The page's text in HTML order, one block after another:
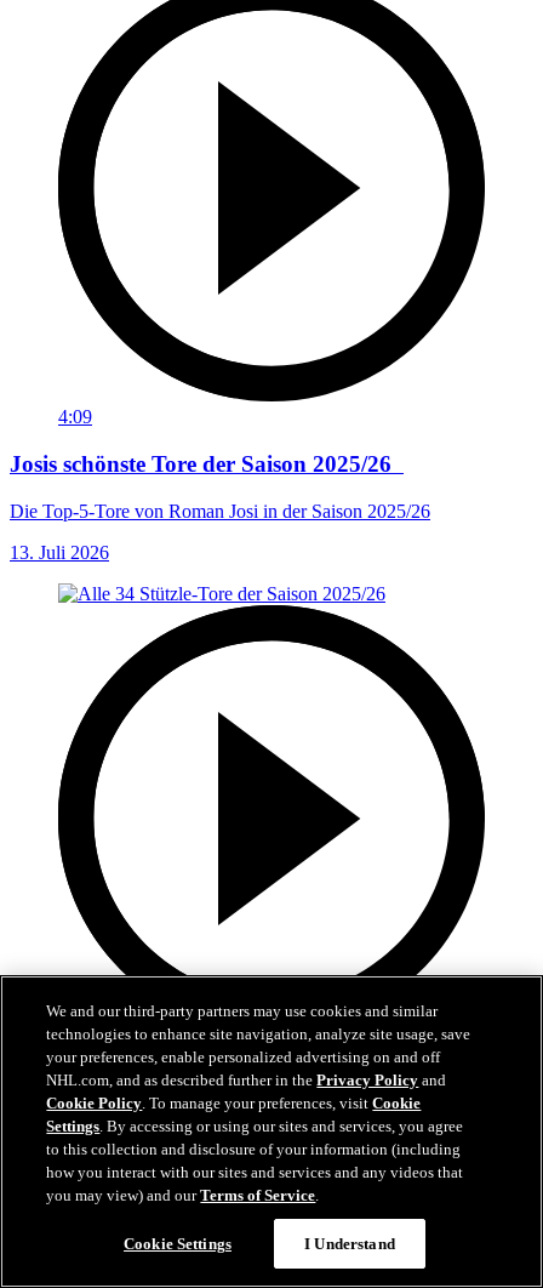
4:09
Josis schönste Tore der Saison 2025/26
Die Top-5-Tore von Roman Josi in der Saison 2025/26
13. Juli 2026
Alle 34 Stützle-Tore der Saison 2025/26
Erlebt alle 34 Tore von Tim Stützle aus der Saison 2025/26 noch
einmal
28. Apr. 2026
We and our third-party partners may use cookies and similar
technologies to enhance site navigation, analyze site usage, save
your preferences, enable personalized advertising on and off
NHL.com, and as described further in thePrivacy Policy and
Cookie Policy. To manage your preferences, visitCookie
Settings. By accessing or using our sites and services, you agree
to this collection and disclosure of your information (including
how you interact with our sites and services and any videos that
you may view) and ourTerms of Service.
Cookie Settings I Understand